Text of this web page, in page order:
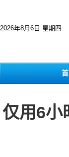
2026年8月6日 星期四
仅用6小